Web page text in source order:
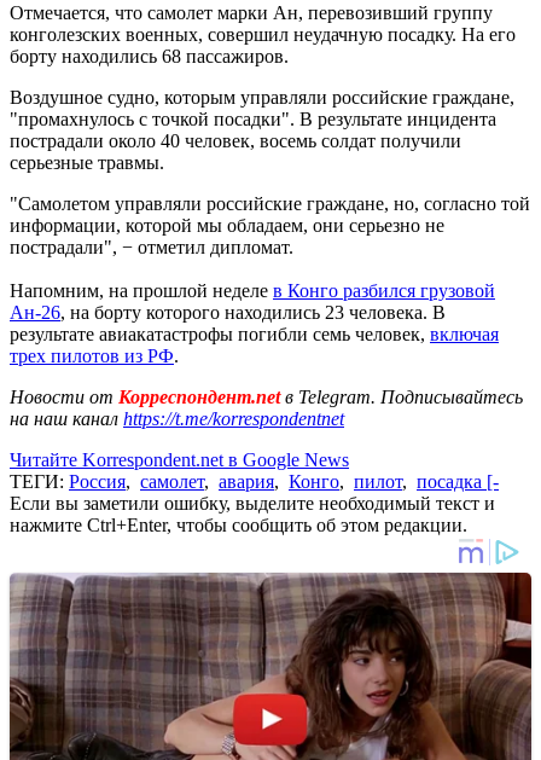
Отмечается, что самолет марки Ан, перевозивший группу
конголезских военных, совершил неудачную посадку. На его
борту находились 68 пассажиров.
Воздушное судно, которым управляли российские граждане,
"промахнулось с точкой посадки". В результате инцидента
пострадали около 40 человек, восемь солдат получили
серьезные травмы.
"Самолетом управляли российские граждане, но, согласно той
информации, которой мы обладаем, они серьезно не
пострадали", − отметил дипломат.
Напомним, на прошлой неделе в Конго разбился грузовой
Ан-26, на борту которого находились 23 человека. В
результате авиакатастрофы погибли семь человек, включая
трех пилотов из РФ.
Новости от Корреспондент.netв Telegram. Подписывайтесь
на наш канал https://t.me/korrespondentnet
Читайте Korrespondent.net в Google News
ТЕГИ: Россия, самолет, авария, Конго, пилот, посадка [-
Если вы заметили ошибку, выделите необходимый текст и
нажмите Ctrl+Enter, чтобы сообщить об этом редакции.